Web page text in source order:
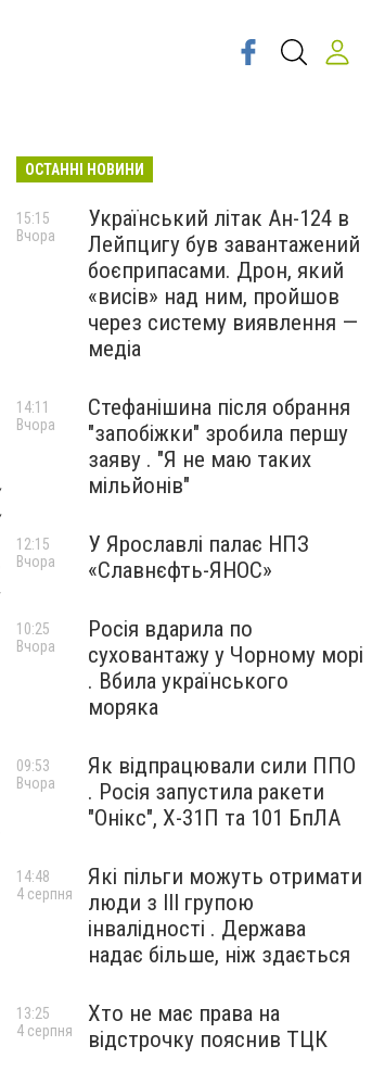
ОСТАННІ НОВИНИ
Український літак Ан-124 в
Лейпцигу був завантажений
боєприпасами. Дрон, який
«висів» над ним, пройшов
через систему виявлення —
медіа
15:15
Вчора
Стефанішина після обрання
"запобіжки" зробила першу
заяву . "Я не маю таких
мільйонів"
14:11
Вчора
У Ярославлі палає НПЗ
«Славнєфть-ЯНОС»
12:15
Вчора
Росія вдарила по
суховантажу у Чорному морі
. Вбила українського
моряка
10:25
Вчора
Як відпрацювали сили ППО
. Росія запустила ракети
"Онікс", Х-31П та 101 БпЛА
09:53
Вчора
Які пільги можуть отримати
люди з III групою
інвалідності . Держава
надає більше, ніж здається
14:48
4 серпня
Хто не має права на
відстрочку пояснив ТЦК
13:25
4 серпня